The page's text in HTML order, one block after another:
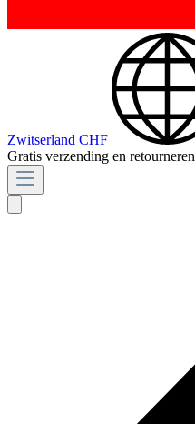
Zwitserland CHF
Gratis verzending en retourneren